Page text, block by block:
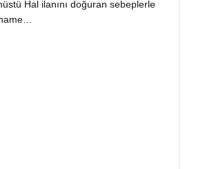
Hal ilanını doğuran sebeplerle